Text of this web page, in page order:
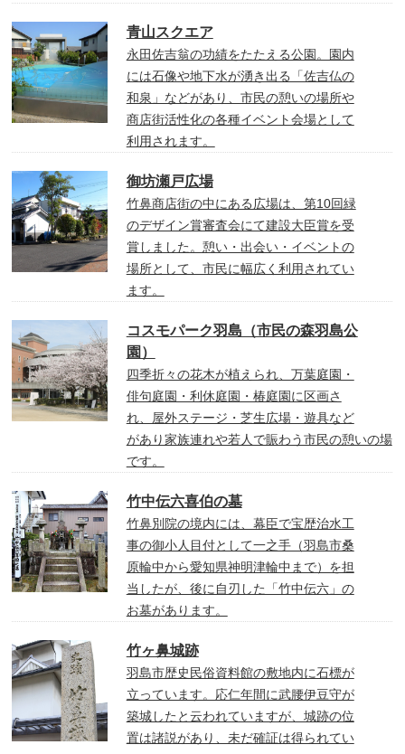
青山スクエア
永田佐吉翁の功績をたたえる公園。園内
には石像や地下水が湧き出る「佐吉仏の
和泉」などがあり、市民の憩いの場所や
商店街活性化の各種イベント会場として
利用されます。
御坊瀬戸広場
竹鼻商店街の中にある広場は、第10回緑
のデザイン賞審査会にて建設大臣賞を受
賞しました。憩い・出会い・イベントの
場所として、市民に幅広く利用されてい
ます。
コスモパーク羽島（市民の森羽島公
園）
四季折々の花木が植えられ、万葉庭園・
俳句庭園・利休庭園・椿庭園に区画さ
れ、屋外ステージ・芝生広場・遊具など
があり家族連れや若人で賑わう市民の憩いの場
です。
竹中伝六喜伯の墓
竹鼻別院の境内には、幕臣で宝歴治水工
事の御小人目付として一之手（羽島市桑
原輪中から愛知県神明津輪中まで）を担
当したが、後に自刃した「竹中伝六」の
お墓があります。
竹ヶ鼻城跡
羽島市歴史民俗資料館の敷地内に石標が
立っています。応仁年間に武腰伊豆守が
築城したと云われていますが、城跡の位
置は諸説があり、未だ確証は得られてい